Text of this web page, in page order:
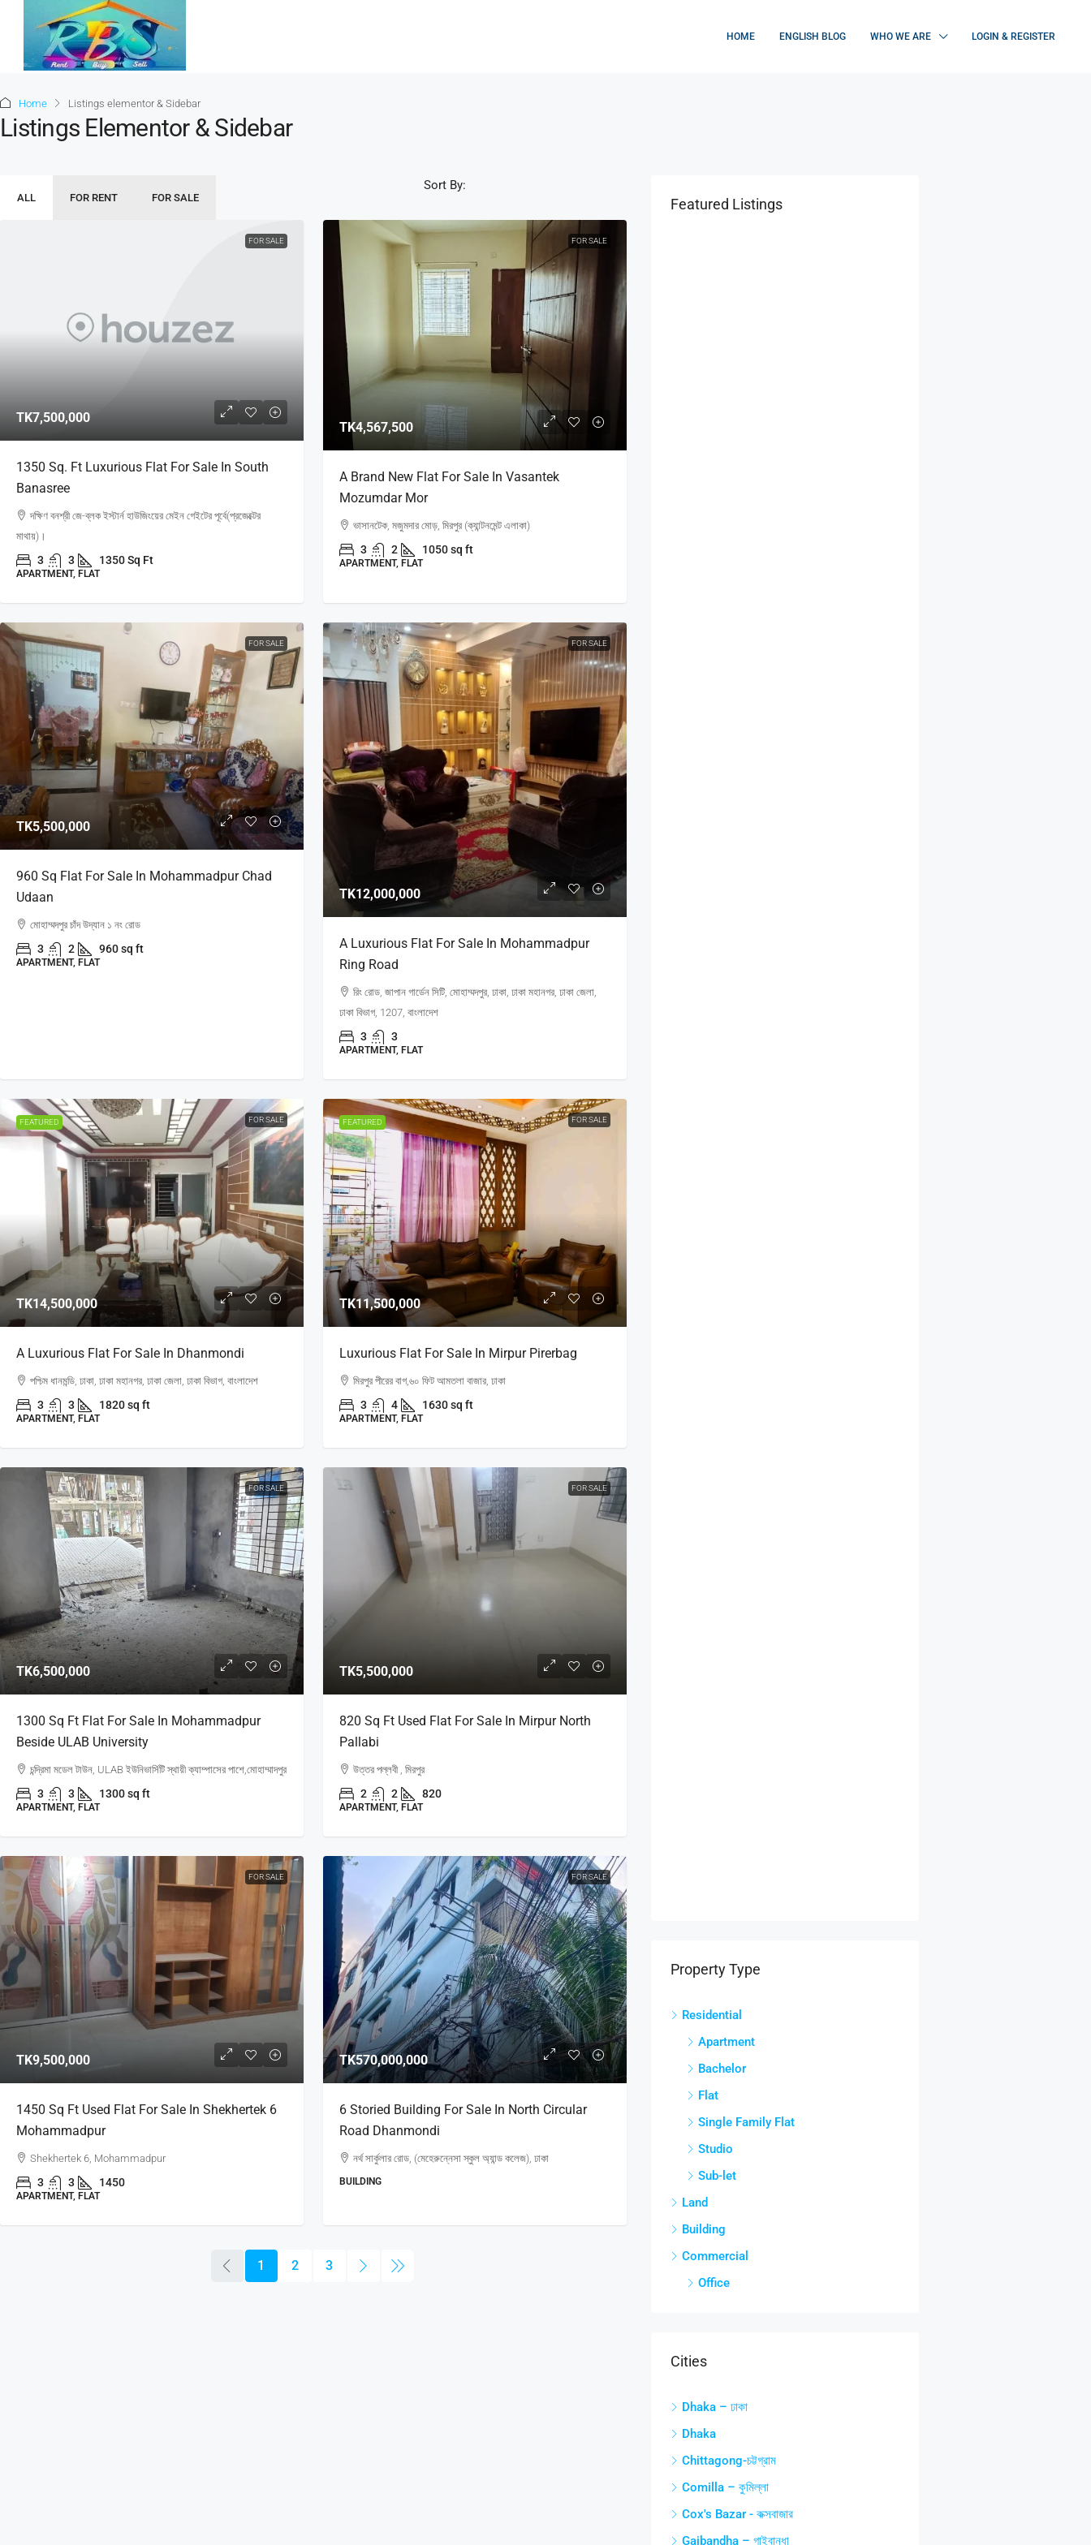
HOME ENGLISH BLOG WHO WE ARE LOGIN & REGISTER
Home Listings elementor & Sidebar
Listings Elementor & Sidebar
ALL FOR RENT FOR SALE
Sort By:
FOR SALE
TK7,500,000
1350 Sq. Ft Luxurious Flat For Sale In South
Banasree
দক্ষিণ বনশ্রী জে-ব্লক ইস্টার্ন হাউজিংয়ের মেইন গেইটের পূর্বে(প্রজেক্টের
মাথায়)।
3 3 1350 Sq Ft
APARTMENT, FLAT
FOR SALE
TK4,567,500
A Brand New Flat For Sale In Vasantek
Mozumdar Mor
ভাসানটেক, মজুমদার মোড়, মিরপুর (ক্যান্টনমেন্ট এলাকা)
3 2 1050 sq ft
APARTMENT, FLAT
FOR SALE
TK5,500,000
960 Sq Flat For Sale In Mohammadpur Chad
Udaan
মোহাম্মদপুর চাঁদ উদ্যান ১ নং রোড
3 2 960 sq ft
APARTMENT, FLAT
FOR SALE
TK12,000,000
A Luxurious Flat For Sale In Mohammadpur
Ring Road
রিং রোড, জাপান গার্ডেন সিটি, মোহাম্মদপুর, ঢাকা, ঢাকা মহানগর, ঢাকা জেলা,
ঢাকা বিভাগ, 1207, বাংলাদেশ
3 3
APARTMENT, FLAT
FEATURED FOR SALE
TK14,500,000
A Luxurious Flat For Sale In Dhanmondi
পশ্চিম ধানমন্ডি, ঢাকা, ঢাকা মহানগর, ঢাকা জেলা, ঢাকা বিভাগ, বাংলাদেশ
3 3 1820 sq ft
APARTMENT, FLAT
FEATURED FOR SALE
TK11,500,000
Luxurious Flat For Sale In Mirpur Pirerbag
মিরপুর পীরের বাগ,৬০ ফিট আমতলা বাজার, ঢাকা
3 4 1630 sq ft
APARTMENT, FLAT
FOR SALE
TK6,500,000
1300 Sq Ft Flat For Sale In Mohammadpur
Beside ULAB University
চন্দ্রিমা মডেল টাউন, ULAB ইউনিভার্সিটি স্থায়ী ক্যাম্পাসের পাশে,মোহাম্মাদপুর
3 3 1300 sq ft
APARTMENT, FLAT
FOR SALE
TK5,500,000
820 Sq Ft Used Flat For Sale In Mirpur North
Pallabi
উত্তর পল্লবী , মিরপুর
2 2 820
APARTMENT, FLAT
FOR SALE
TK9,500,000
1450 Sq Ft Used Flat For Sale In Shekhertek 6
Mohammadpur
Shekhertek 6, Mohammadpur
3 3 1450
APARTMENT, FLAT
FOR SALE
TK570,000,000
6 Storied Building For Sale In North Circular
Road Dhanmondi
নর্থ সার্কুলার রোড, (মেহেরুন্নেসা স্কুল অ্যান্ড কলেজ), ঢাকা
BUILDING
1 2 3
Featured Listings
Property Type
Residential
Apartment
Bachelor
Flat
Single Family Flat
Studio
Sub-let
Land
Building
Commercial
Office
Cities
Dhaka – ঢাকা
Dhaka
Chittagong-চট্টগ্রাম
Comilla – কুমিল্লা
Cox's Bazar - কক্সবাজার
Gaibandha – গাইবান্ধা